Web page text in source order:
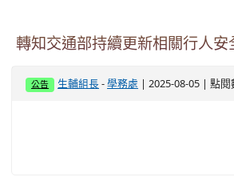
轉知交通部持續更新相關行人安
公告 生輔組長 -學務處 | 2025-08-05 | 點閱